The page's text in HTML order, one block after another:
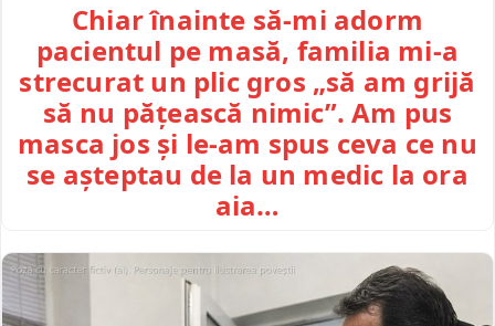
Chiar înainte să-mi adorm
pacientul pe masă, familia mi-a
strecurat un plic gros „să am grijă
să nu pățească nimic”. Am pus
masca jos și le-am spus ceva ce nu
se așteptau de la un medic la ora
aia…